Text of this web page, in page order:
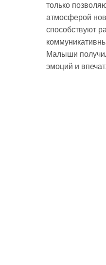
только
атмосферой
способствуют
Малыши
эмоций и